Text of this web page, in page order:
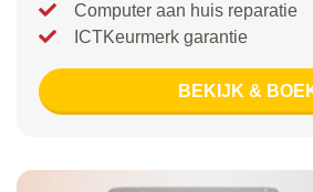
Computer aan huis reparatie
ICTKeurmerk garantie
BEKIJK &